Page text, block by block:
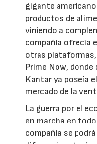
gigante
productos de
viniendo a
compañía ofrecía
otras
Prime Now,
Kantar ya poseía
mercado de la
La guerra por el
en marcha en
compañía se